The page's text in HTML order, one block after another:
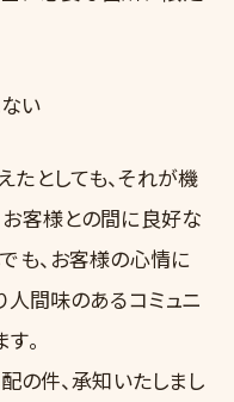
い
としても、それが機
お客様との間に良好な
も、お客様の心情に
人間味のあるコミュニ
。
の件、承知いたしまし